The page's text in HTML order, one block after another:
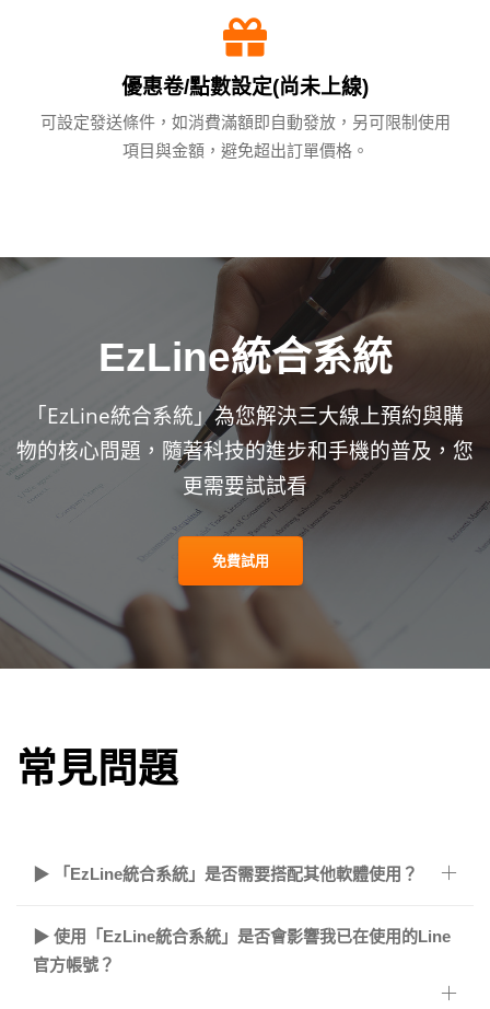
優惠卷/點數設定(尚未上線)
可設定發送條件，如消費滿額即自動發放，另可限制使用
項目與金額，避免超出訂單價格。
EzLine統合系統
「EzLine統合系統」為您解決三大線上預約與購
物的核心問題，隨著科技的進步和手機的普及，您
更需要試試看
免費試用
常見問題
▶ 「EzLine統合系統」是否需要搭配其他軟體使用？
▶ 使用「EzLine統合系統」是否會影響我已在使用的Line
官方帳號？